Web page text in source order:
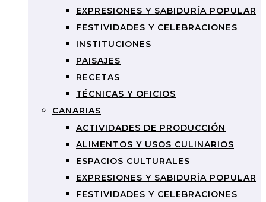
EXPRESIONES Y SABIDURÍA POPULAR
FESTIVIDADES Y CELEBRACIONES
INSTITUCIONES
PAISAJES
RECETAS
TÉCNICAS Y OFICIOS
CANARIAS
ACTIVIDADES DE PRODUCCIÓN
ALIMENTOS Y USOS CULINARIOS
ESPACIOS CULTURALES
EXPRESIONES Y SABIDURÍA POPULAR
FESTIVIDADES Y CELEBRACIONES